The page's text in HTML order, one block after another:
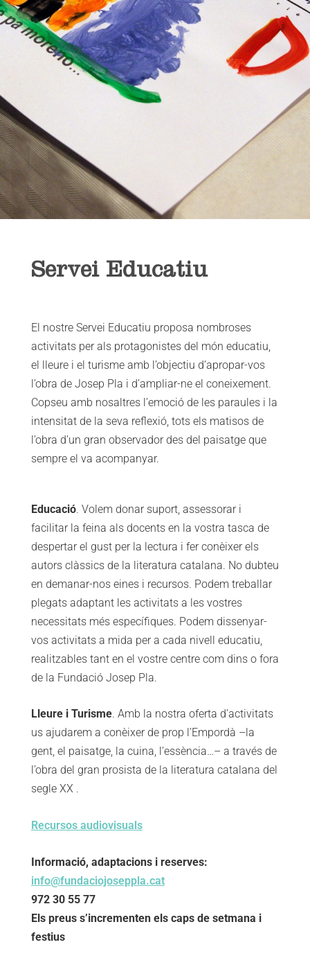
Servei Educatiu
El nostre Servei Educatiu proposa nombroses
activitats per als protagonistes del món educatiu,
el lleure i el turisme amb l’objectiu d’apropar-vos
l’obra de Josep Pla i d’ampliar-ne el coneixement.
Copseu amb nosaltres l’emoció de les paraules i la
intensitat de la seva reflexió, tots els matisos de
l’obra d’un gran observador des del paisatge que
sempre el va acompanyar.
Educació. Volem donar suport, assessorar i
facilitar la feina als docents en la vostra tasca de
despertar el gust per la lectura i fer conèixer els
autors clàssics de la literatura catalana. No dubteu
en demanar-nos eines i recursos. Podem treballar
plegats adaptant les activitats a les vostres
necessitats més específiques. Podem dissenyar-
vos activitats a mida per a cada nivell educatiu,
realitzables tant en el vostre centre com dins o fora
de la Fundació Josep Pla.
Lleure i Turisme. Amb la nostra oferta d’activitats
us ajudarem a conèixer de prop l’Empordà –la
gent, el paisatge, la cuina, l’essència…– a través de
l’obra del gran prosista de la literatura catalana del
segle XX .
Recursos audiovisuals
Informació, adaptacions i reserves:
info@fundaciojoseppla.cat
972 30 55 77
Els preus s’incrementen els caps de setmana i
festius